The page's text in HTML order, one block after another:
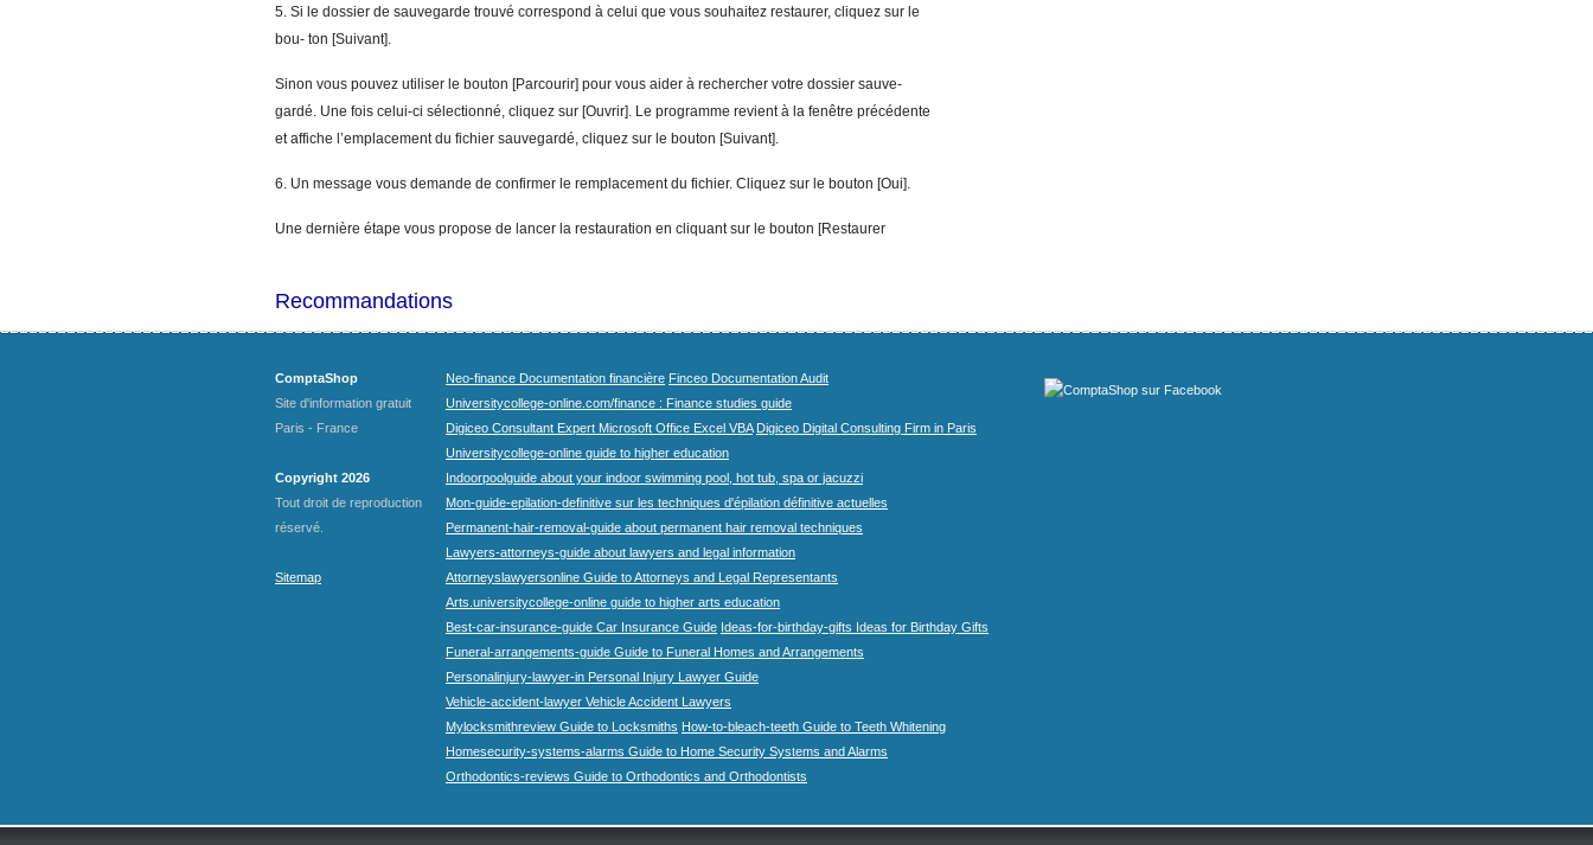
5. Si le dossier de sauvegarde trouvé correspond à celui que vous souhaitez restaurer, cliquez sur le
bou- ton [Suivant].
Sinon vous pouvez utiliser le bouton [Parcourir] pour vous aider à rechercher votre dossier sauve-
gardé. Une fois celui-ci sélectionné, cliquez sur [Ouvrir]. Le programme revient à la fenêtre précédente
et affiche l’emplacement du fichier sauvegardé, cliquez sur le bouton [Suivant].
6. Un message vous demande de confirmer le remplacement du fichier. Cliquez sur le bouton [Oui].
Une dernière étape vous propose de lancer la restauration en cliquant sur le bouton [Restaurer
Recommandations
ComptaShop
Site d'information gratuit
Paris - France
Copyright 2026
Tout droit de reproduction
réservé.
Sitemap
Neo-finance Documentation financière Finceo Documentation Audit
Universitycollege-online.com/finance : Finance studies guide
Digiceo Consultant Expert Microsoft Office Excel VBA Digiceo Digital Consulting Firm in Paris
Universitycollege-online guide to higher education
Indoorpoolguide about your indoor swimming pool, hot tub, spa or jacuzzi
Mon-guide-epilation-definitive sur les techniques d'épilation définitive actuelles
Permanent-hair-removal-guide about permanent hair removal techniques
Lawyers-attorneys-guide about lawyers and legal information
Attorneyslawyersonline Guide to Attorneys and Legal Representants
Arts.universitycollege-online guide to higher arts education
Best-car-insurance-guide Car Insurance Guide Ideas-for-birthday-gifts Ideas for Birthday Gifts
Funeral-arrangements-guide Guide to Funeral Homes and Arrangements
Personalinjury-lawyer-in Personal Injury Lawyer Guide
Vehicle-accident-lawyer Vehicle Accident Lawyers
Mylocksmithreview Guide to Locksmiths How-to-bleach-teeth Guide to Teeth Whitening
Homesecurity-systems-alarms Guide to Home Security Systems and Alarms
Orthodontics-reviews Guide to Orthodontics and Orthodontists